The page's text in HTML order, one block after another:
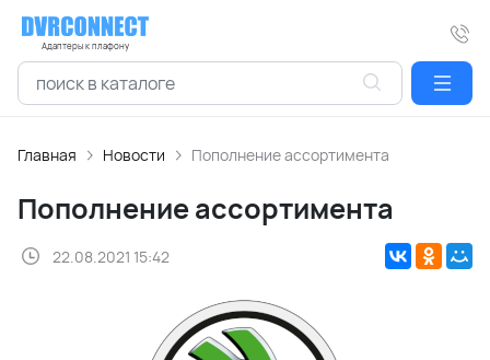
Адаптеры к плафону
Главная Новости Пополнение ассортимента
Пополнение ассортимента
22.08.2021 15:42